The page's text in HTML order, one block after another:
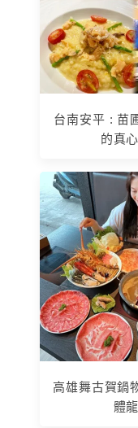
台南安平 : 苗
的真
高雄舞古賀鍋
體